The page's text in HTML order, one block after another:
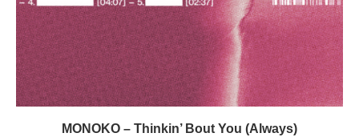
MONOKO – Thinkin’ Bout You (Always)